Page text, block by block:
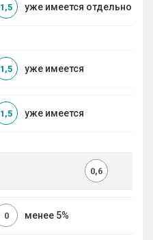
уже имеется
1,5
уже имеется
1,5
уже имеется
1,5
0,6
менее 5%
0